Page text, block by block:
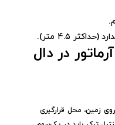
۴.۵ متر).
در دال
زمین، محل قرارگیری